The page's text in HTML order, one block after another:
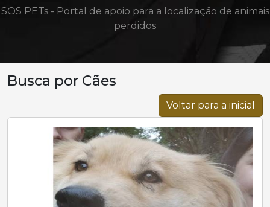
SOS PETs - Portal de apoio para a localização de animais
perdidos
Busca por Cães
Voltar para a inicial